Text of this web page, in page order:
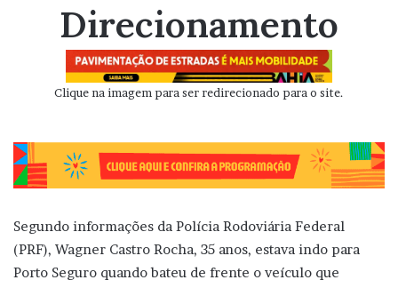
Direcionamento
Clique na imagem para ser redirecionado para o site.
Segundo informações da Polícia Rodoviária Federal
(PRF), Wagner Castro Rocha, 35 anos, estava indo para
Porto Seguro quando bateu de frente o veículo que